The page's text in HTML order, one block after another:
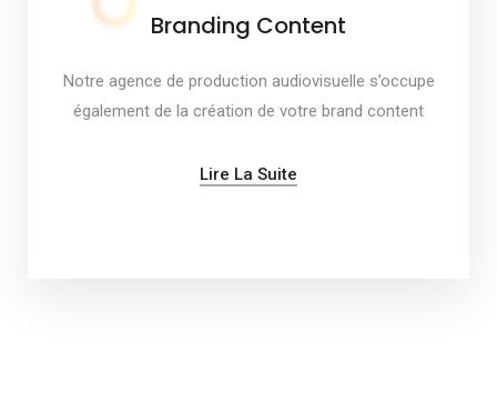
Branding Content
Notre agence de production audiovisuelle s’occupe
également de la création de votre brand content
Lire La Suite